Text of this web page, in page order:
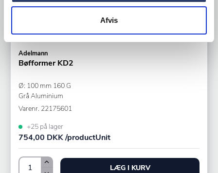
Afvis
Adelmann
Bøfformer KD2
Ø: 100 mm 160 G
Grå Aluminium
Varenr. 22175601
+25 på lager
754,00 DKK /productUnit
LÆG I KURV